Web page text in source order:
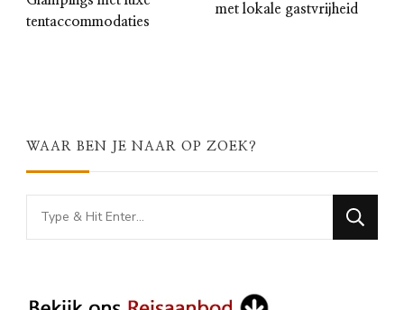
tentaccommodaties
met lokale gastvrijheid
WAAR BEN JE NAAR OP ZOEK?
Looking
for